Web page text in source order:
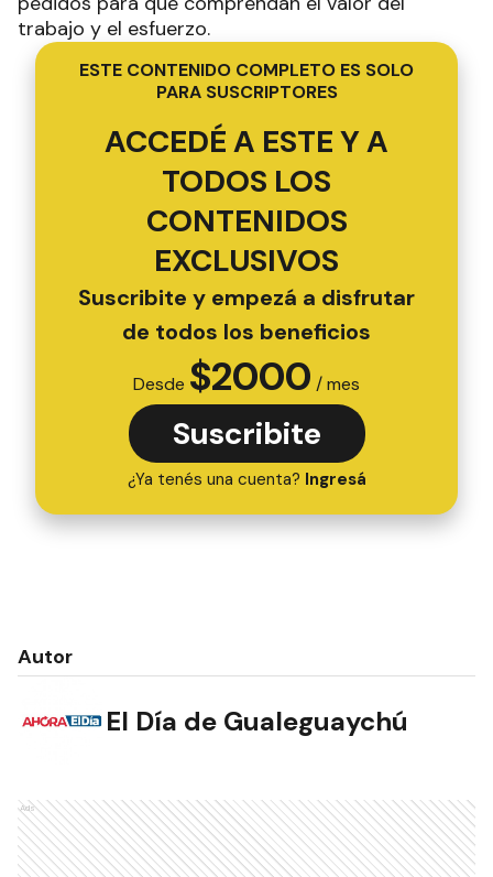
trabajo y el esfuerzo.
ESTE CONTENIDO COMPLETO ES SOLO
PARA SUSCRIPTORES
ACCEDÉ A ESTE Y A
TODOS LOS
CONTENIDOS
EXCLUSIVOS
Suscribite y empezá a disfrutar
de todos los beneficios
Desde $2000 / mes
Suscribite
¿Ya tenés una cuenta? Ingresá
Autor
El Día de Gualeguaychú
Ads